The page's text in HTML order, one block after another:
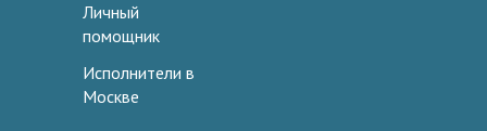
Личный
помощник
Исполнители в
Москве